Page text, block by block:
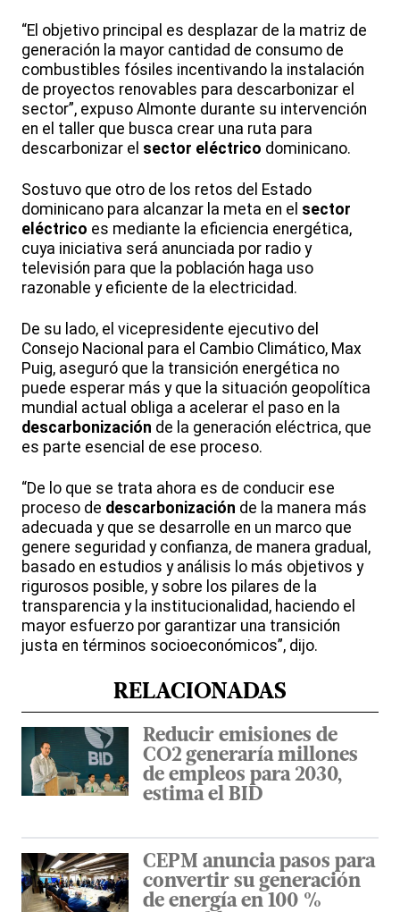
“El objetivo principal es desplazar de la matriz de
generación la mayor cantidad de consumo de
combustibles fósiles incentivando la instalación
de proyectos renovables para descarbonizar el
sector”, expuso Almonte durante su intervención
en el taller que busca crear una ruta para
descarbonizar el sector eléctrico dominicano.
Sostuvo que otro de los retos del Estado
dominicano para alcanzar la meta en el sector
eléctrico es mediante la eficiencia energética,
cuya iniciativa será anunciada por radio y
televisión para que la población haga uso
razonable y eficiente de la electricidad.
De su lado, el vicepresidente ejecutivo del
Consejo Nacional para el Cambio Climático, Max
Puig, aseguró que la transición energética no
puede esperar más y que la situación geopolítica
mundial actual obliga a acelerar el paso en la
descarbonización de la generación eléctrica, que
es parte esencial de ese proceso.
“De lo que se trata ahora es de conducir ese
proceso de descarbonización de la manera más
adecuada y que se desarrolle en un marco que
genere seguridad y confianza, de manera gradual,
basado en estudios y análisis lo más objetivos y
rigurosos posible, y sobre los pilares de la
transparencia y la institucionalidad, haciendo el
mayor esfuerzo por garantizar una transición
justa en términos socioeconómicos”, dijo.
RELACIONADAS
Reducir emisiones de
CO2 generaría millones
de empleos para 2030,
estima el BID
CEPM anuncia pasos para
convertir su generación
de energía en 100 %